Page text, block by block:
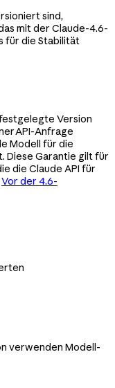
sind,
mit der Claude-4.6-
für die Stabilität
Version
API-Anfrage
Modell für die
Diese Garantie gilt für
die Claude API für
Vor der 4.6-
verwenden Modell-